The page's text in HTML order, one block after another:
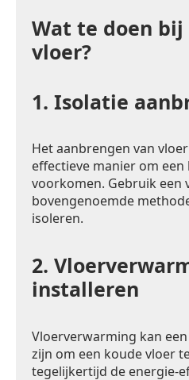
Wat te doen bij
vloer?
1. Isolatie
Het aanbrengen van
effectieve manier om
voorkomen. Gebruik een
bovengenoemde
isoleren.
2.
installeren
Vloerverwarming kan
zijn om een koude vloer
tegelijkertijd de energie-